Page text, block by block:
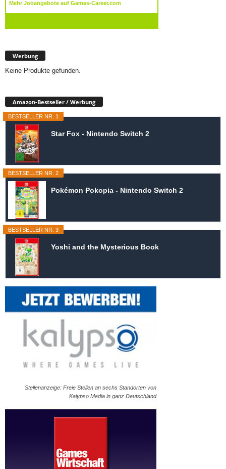
Werbung
Keine Produkte gefunden.
Amazon-Bestseller / Werbung
BESTSELLER NR. 1
Star Fox - Nintendo Switch 2
BESTSELLER NR. 2
Pokémon Pokopia - Nintendo Switch 2
BESTSELLER NR. 3
Yoshi and the Mysterious Book
Stellenanzeige: Freie Stellen an sechs Standorten von
Kalypso Media in ganz Deutschland